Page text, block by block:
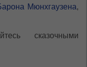
Мюнхгаузена,
сказочными